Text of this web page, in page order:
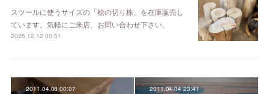
スツールに使うサイズの「桧の切り株」を在庫販売し
ています。気軽にご来店、お問い合わせ下さい。
2025.12.12 00:51
2011.04.08 00:07 2011.04.04 23:41